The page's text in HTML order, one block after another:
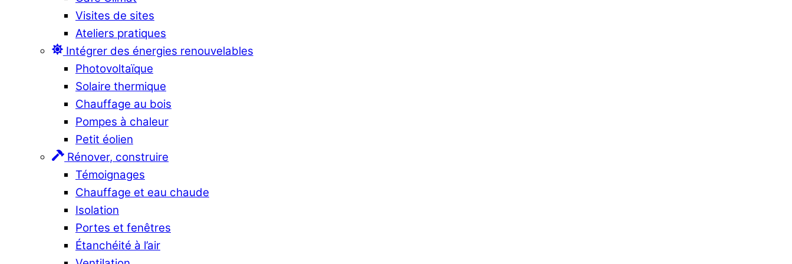
Visites de sites
Ateliers pratiques
Intégrer des énergies renouvelables
Photovoltaïque
Solaire thermique
Chauffage au bois
Pompes à chaleur
Petit éolien
Rénover, construire
Témoignages
Chauffage et eau chaude
Isolation
Portes et fenêtres
Étanchéité à l’air